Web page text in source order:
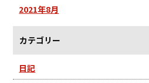
2021年8月
カテゴリー
日記